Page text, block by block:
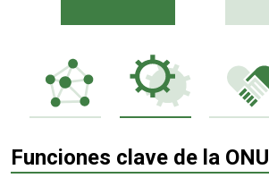
Funciones clave de la ONU